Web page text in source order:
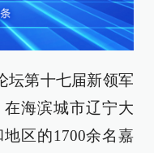
坛第十七届新领军
海滨城市辽宁大
区的1700余名嘉